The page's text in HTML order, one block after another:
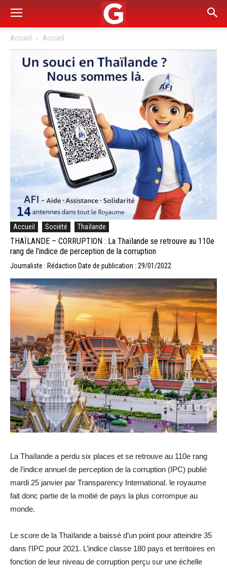
Accueil Accueil
Accueil Société Thaïlande
THAÏLANDE – CORRUPTION : La Thaïlande se retrouve au 110e
rang de l’indice de perception de la corruption
Journaliste : Rédaction Date de publication : 29/01/2022
La Thaïlande a perdu six places et se retrouve au 110e rang
de l’indice annuel de perception de la corruption (IPC) publié
mardi 25 janvier par Transparency International. le royaume
fait donc partie de la moitié de pays la plus corrompue au
monde.
Le score de la Thaïlande a baissé d’un point pour atteindre 35
dans l’IPC pour 2021. L’indice classe 180 pays et territoires en
fonction de leur niveau de corruption perçu sur une échelle